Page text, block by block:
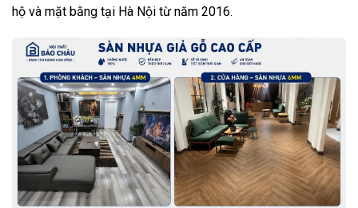
hộ và mặt bằng tại Hà Nội từ năm 2016.